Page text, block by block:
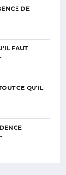
DE
FAUT
CE QU’IL